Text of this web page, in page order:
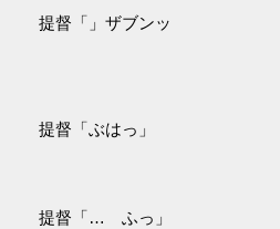
提督「」ザブンッ
提督「ぶはっ」
提督「… ふっ」